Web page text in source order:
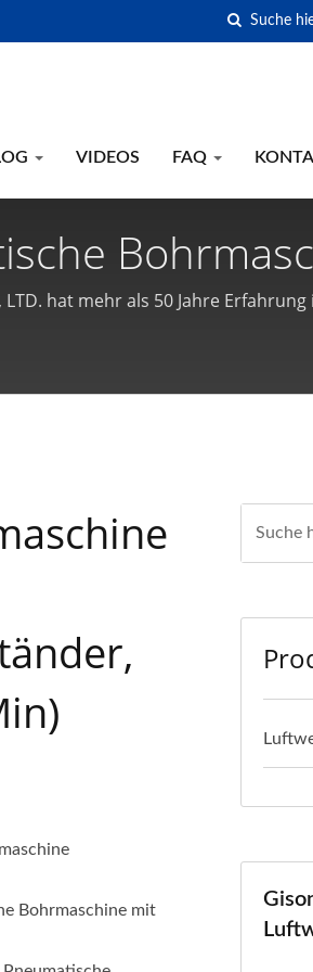
VIDEOS FAQ
Bohrständer,
Pneumatische
| Gison
hat mehr als 50 Jahre
Qualitätssystemzertifizierung
Bohrmaschine mit